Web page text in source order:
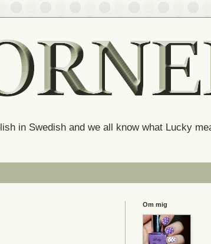
in Swedish and we all know what Lucky
Om mig